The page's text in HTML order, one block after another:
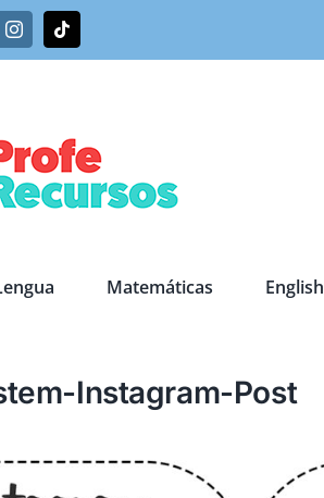
InstagramTiktok
Matemáticas English
Instagram-Post